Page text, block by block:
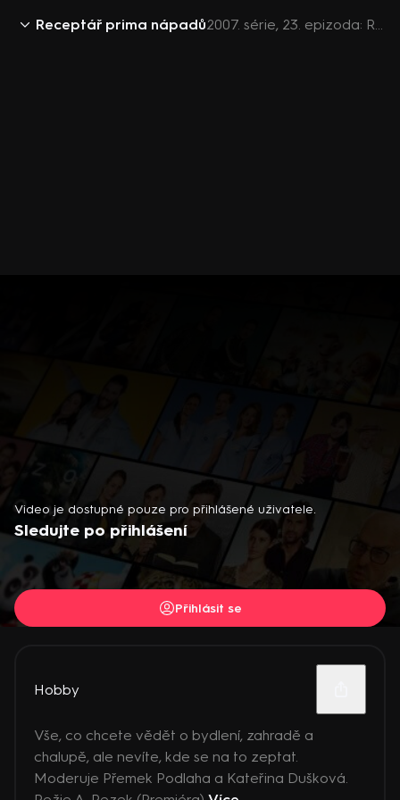
Receptář prima nápadů 2007. série, 23. epizoda: Receptář prima nápadů 2007 (23)
Video je dostupné pouze pro přihlášené uživatele.
Sledujte po přihlášení
Přihlásit se
Hobby
Vše, co chcete vědět o bydlení, zahradě a
chalupě, ale nevíte, kde se na to zeptat.
Moderuje Přemek Podlaha a Kateřina Dušková.